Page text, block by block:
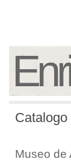
Museo de